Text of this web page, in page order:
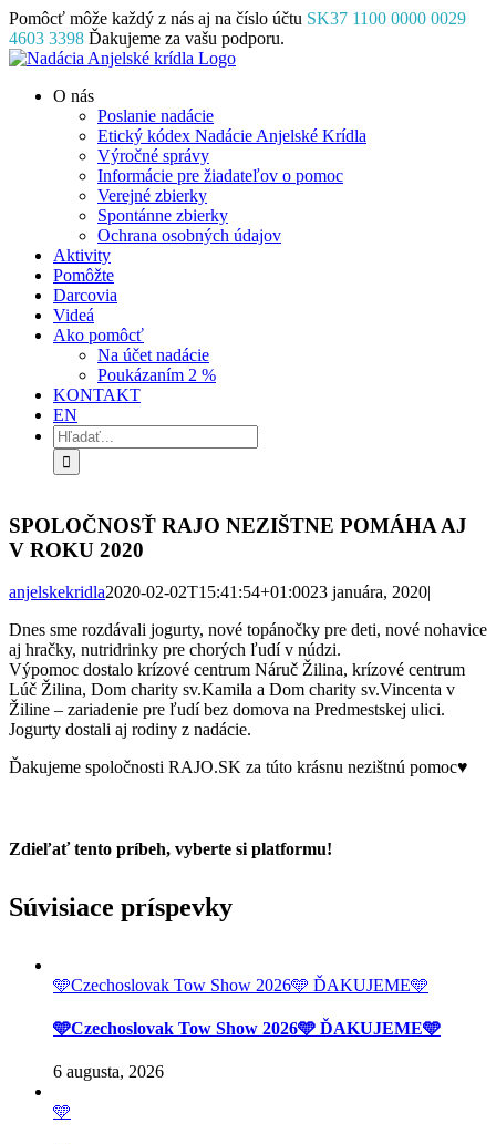
Skip
to
content
Pomôcť môže každý z nás aj na číslo účtu SK37 1100 0000 0029
4603 3398 Ďakujeme za vašu podporu.
Facebook
Instagram
YouTube
O nás
Poslanie nadácie
Etický kódex Nadácie Anjelské Krídla
Výročné správy
Informácie pre žiadateľov o pomoc
Verejné zbierky
Spontánne zbierky
Ochrana osobných údajov
Aktivity
Pomôžte
Darcovia
Videá
Ako pomôcť
Na účet nadácie
Poukázaním 2 %
KONTAKT
EN
Hľadať:
SPOLOČNOSŤ RAJO NEZIŠTNE POMÁHA AJ
V ROKU 2020
anjelskekridla2020-02-02T15:41:54+01:0023 januára, 2020|
Dnes sme rozdávali jogurty, nové topánočky pre deti, nové nohavice
aj hračky, nutridrinky pre chorých ľudí v núdzi.
Výpomoc dostalo krízové centrum Náruč Žilina, krízové centrum
Lúč Žilina, Dom charity sv.Kamila a Dom charity sv.Vincenta v
Žiline – zariadenie pre ľudí bez domova na Predmestskej ulici.
Jogurty dostali aj rodiny z nadácie.
Ďakujeme spoločnosti RAJO.SK za túto krásnu nezištnú pomoc♥️
Zdieľať tento príbeh, vyberte si platformu!
Súvisiace príspevky
🩵Czechoslovak Tow Show 2026🩵 ĎAKUJEME🩵
🩵Czechoslovak Tow Show 2026🩵 ĎAKUJEME🩵
6 augusta, 2026
🩵